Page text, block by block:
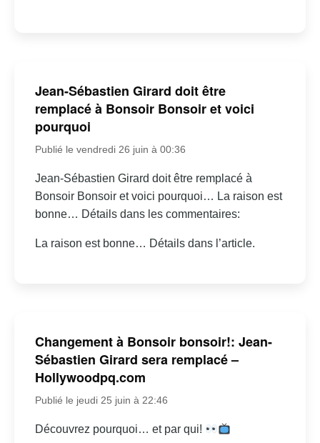
Jean-Sébastien Girard doit être
remplacé à Bonsoir Bonsoir et voici
pourquoi
Publié le vendredi 26 juin à 00:36
Jean-Sébastien Girard doit être remplacé à
Bonsoir Bonsoir et voici pourquoi… La raison est
bonne… Détails dans les commentaires:
La raison est bonne… Détails dans l’article.
Changement à Bonsoir bonsoir!: Jean-
Sébastien Girard sera remplacé –
Hollywoodpq.com
Publié le jeudi 25 juin à 22:46
Découvrez pourquoi… et par qui!